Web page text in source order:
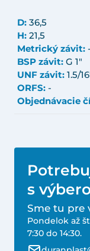
D: 36,5
H: 21,5
Metrický závit: -
BSP závit: G 1"
UNF závit: 1.5/
ORFS: -
Objednávacie
s
Sme tu pre
Pondelok až
7:30 do 14:30.